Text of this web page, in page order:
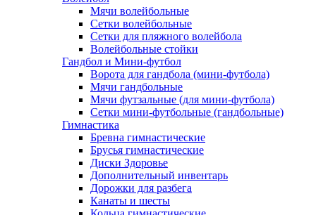
Мячи волейбольные
Сетки волейбольные
Сетки для пляжного волейбола
Волейбольные стойки
Гандбол и Мини-футбол
Ворота для гандбола (мини-футбола)
Мячи гандбольные
Мячи футзальные (для мини-футбола)
Сетки мини-футбольные (гандбольные)
Гимнастика
Бревна гимнастические
Брусья гимнастические
Диски Здоровье
Дополнительный инвентарь
Дорожки для разбега
Канаты и шесты